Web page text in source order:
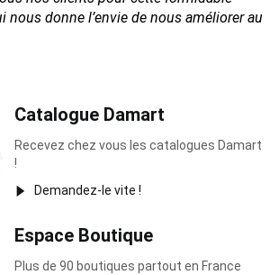
nous donne l’envie de nous améliorer au
Catalogue Damart
Recevez chez vous les catalogues Damart
!
Demandez-le vite !
Espace Boutique
Plus de 90 boutiques partout en France